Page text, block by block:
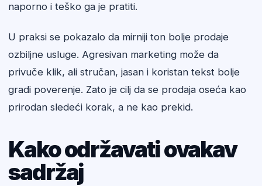
naporno i teško ga je pratiti.
U praksi se pokazalo da mirniji ton bolje prodaje
ozbiljne usluge. Agresivan marketing može da
privuče klik, ali stručan, jasan i koristan tekst bolje
gradi poverenje. Zato je cilj da se prodaja oseća kao
prirodan sledeći korak, a ne kao prekid.
Kako održavati ovakav
sadržaj